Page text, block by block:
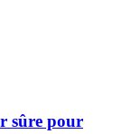
sûre pour